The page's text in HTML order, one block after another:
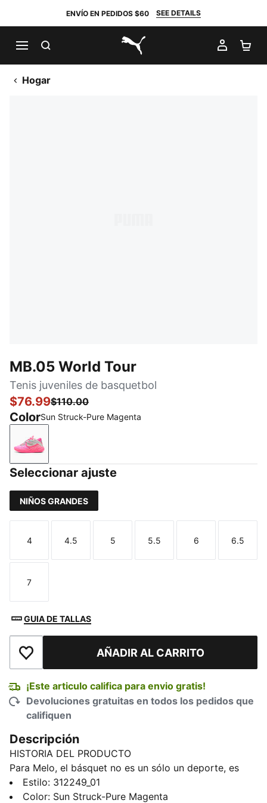
ENVÍO EN PEDIDOS $60 SEE DETAILS
PUMA.com
MI
Hogar
MB.05 World Tour
Tenis juveniles de basquetbol
$76.99$110.00
ColorSun Struck-Pure Magenta
Sun Struck-Pure Magenta
Seleccionar ajuste
NIÑOS GRANDES
Talla
4
Talla
4.5
Talla
5
Talla
5.5
Talla
6
Talla
6.5
Talla
7
GUIA DE TALLAS
Añadir a la lista de deseosAÑADIR AL CARRITO
¡Este articulo califica para envio gratis!
Devoluciones gratuitas en todos los pedidos que
califiquen
Descripción
HISTORIA DEL PRODUCTO
Para Melo, el básquet no es un sólo un deporte, es
una pasión. Es un jugador nato y su mundo es la
cancha. Es puro instinto y estilo personal. Tú también
Estilo: 312249_01
Color: Sun Struck-Pure Magenta